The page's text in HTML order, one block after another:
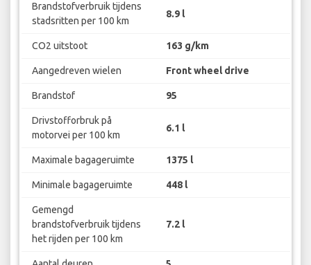
Brandstofverbruik tijdens
stadsritten per 100 km
8.9 l
CO2 uitstoot 163 g/km
Aangedreven wielen Front wheel drive
Brandstof 95
Drivstofforbruk på
motorvei per 100 km
6.1 l
Maximale bagageruimte 1375 l
Minimale bagageruimte 448 l
Gemengd
brandstofverbruik tijdens
het rijden per 100 km
7.2 l